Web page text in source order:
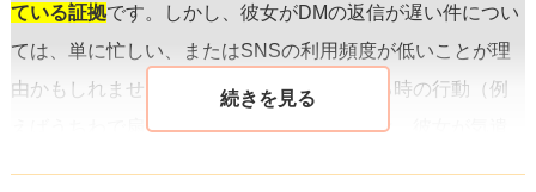
ている証拠です。しかし、彼女がDMの返信が遅い件につい
ては、単に忙しい、またはSNSの利用頻度が低いことが理
由かもしれません。また、実際に会っている時の行動（例
えばうちわで扇ぐなどの身体的な親切さ）は、彼女が気遣